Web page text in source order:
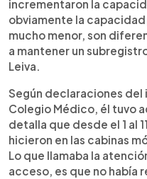
incrementaron la
obviamente la
mucho menor, son
a mantener un
Leiva.
Según declaraciones
Colegio Médico, él tuvo
detalla que desde el 1 al
hicieron en las cabinas
Lo que llamaba la
acceso, es que no había